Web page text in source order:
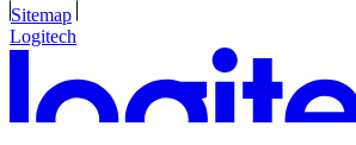
Sitemap
Logitech